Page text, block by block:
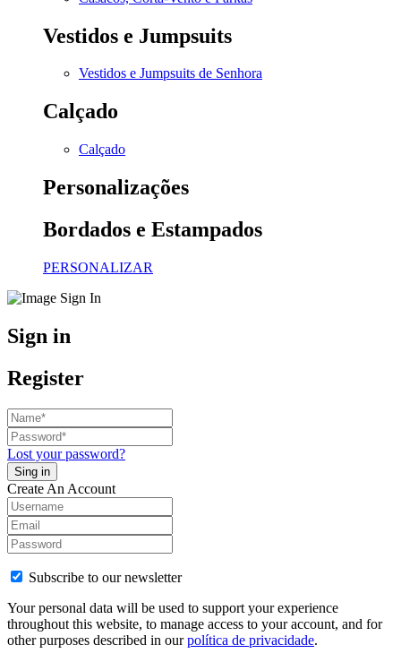
Vestidos e Jumpsuits
Vestidos e Jumpsuits de Senhora
Calçado
Calçado
Personalizações
Bordados e Estampados
PERSONALIZAR
Sign in
Register
Lost your password?
Create An Account
Subscribe to our newsletter
Your personal data will be used to support your experience
throughout this website, to manage access to your account, and for
other purposes described in ourpolítica de privacidade.